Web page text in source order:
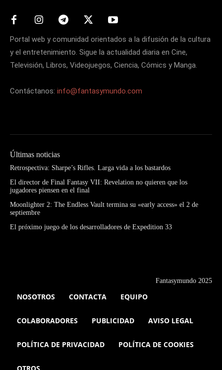
Portal web y comunidad orientados a la difusión de la cultura
y el entretenimiento. Sigue la actualidad diaria en Cine,
Televisión, Libros, Videojuegos, Ciencia, Cómics y Manga.
Contáctanos: info@fantasymundo.com
Últimas noticias
Retrospectiva: Sharpe’s Rifles. Larga vida a los bastardos
El director de Final Fantasy VII: Revelation no quieren que los
jugadores piensen en el final
Moonlighter 2: The Endless Vault termina su «early access» el 2 de
septiembre
El próximo juego de los desarrolladores de Expedition 33
Fantasymundo 2025
NOSOTROS CONTACTA EQUIPO
COLABORADORES PUBLICIDAD AVISO LEGAL
POLÍTICA DE PRIVACIDAD POLÍTICA DE COOKIES
OTROS